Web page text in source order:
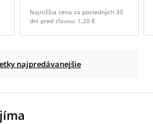
Najnižšia cena za posledných 30
dní pred zľavou: 1,20 €
najpredávanejšie